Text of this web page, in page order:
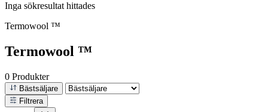
Inga sökresultat hittades
Termowool ™
Termowool ™
0 Produkter
Bästsäljare
Filtrera